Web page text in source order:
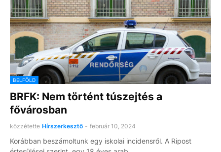
BELFÖLD
BRFK: Nem történt túszejtés a
fővárosban
közzétette Hírszerkesztő - február 10, 2024
Korábban beszámoltunk egy iskolai incidensről. A Ripost